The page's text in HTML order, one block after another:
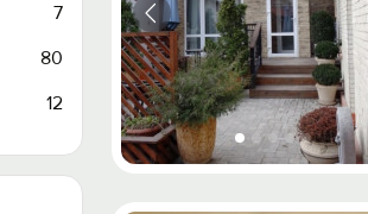
7
80
12